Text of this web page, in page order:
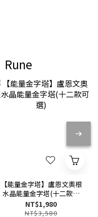
【能量金字塔】盧恩文奧根
水晶能量金字塔(十二款可
選)
NT$1,980
NT$3,580